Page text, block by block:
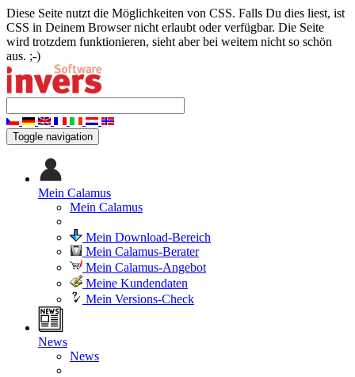
Diese Seite nutzt die Möglichkeiten von CSS. Falls Du dies liest, ist
CSS in Deinem Browser nicht erlaubt oder verfügbar. Die Seite
wird trotzdem funktionieren, sieht aber bei weitem nicht so schön
aus. ;-)
Toggle navigation
Mein Calamus
Mein Calamus
Mein Download-Bereich
Mein Calamus-Berater
Mein Calamus-Angebot
Meine Kundendaten
Mein Versions-Check
News
News